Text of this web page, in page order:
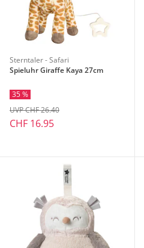
Sterntaler - Safari
Spieluhr Giraffe Kaya 27cm
35 %
CHF 16.95
UVP CHF 26.40